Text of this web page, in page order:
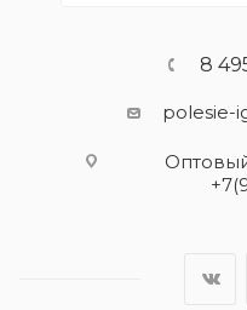
8
polesie-